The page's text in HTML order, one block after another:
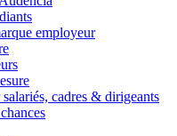
employeur
cadres & dirigeants